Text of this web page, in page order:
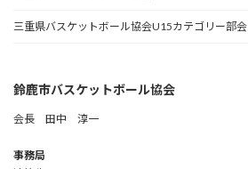
三重県バスケットボール協会U15カテゴリー部会
鈴鹿市バスケットボール協会
会長 田中 淳一
事務局